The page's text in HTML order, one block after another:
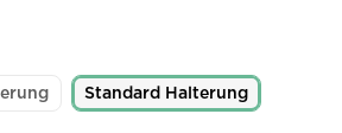
Standard Halterung